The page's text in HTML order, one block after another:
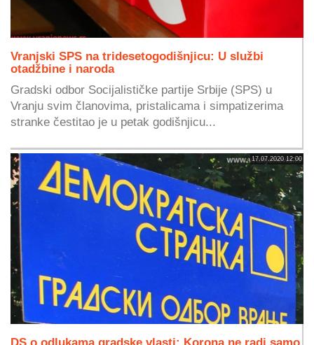
Vranjski SPS na tridesetogodišnjicu: U službi
otadžbine i naroda
Gradski odbor Socijalističke partije Srbije (SPS) u
Vranju svim članovima, pristalicama i simpatizerima
stranke čestitao je u petak godišnjicu...
17.07.2020 12:00
DS o odlukama gradske vlasti: Korona ne radi samo